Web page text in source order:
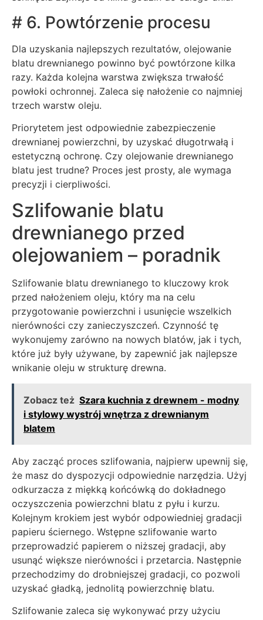
# 6. Powtórzenie procesu
Dla uzyskania najlepszych rezultatów, olejowanie
blatu drewnianego powinno być powtórzone kilka
razy. Każda kolejna warstwa zwiększa trwałość
powłoki ochronnej. Zaleca się nałożenie co najmniej
trzech warstw oleju.
Priorytetem jest odpowiednie zabezpieczenie
drewnianej powierzchni, by uzyskać długotrwałą i
estetyczną ochronę. Czy olejowanie drewnianego
blatu jest trudne? Proces jest prosty, ale wymaga
precyzji i cierpliwości.
Szlifowanie blatu
drewnianego przed
olejowaniem – poradnik
Szlifowanie blatu drewnianego to kluczowy krok
przed nałożeniem oleju, który ma na celu
przygotowanie powierzchni i usunięcie wszelkich
nierówności czy zanieczyszczeń. Czynność tę
wykonujemy zarówno na nowych blatów, jak i tych,
które już były używane, by zapewnić jak najlepsze
wnikanie oleju w strukturę drewna.
Zobacz też Szara kuchnia z drewnem - modny
i stylowy wystrój wnętrza z drewnianym
blatem
Aby zacząć proces szlifowania, najpierw upewnij się,
że masz do dyspozycji odpowiednie narzędzia. Użyj
odkurzacza z miękką końcówką do dokładnego
oczyszczenia powierzchni blatu z pyłu i kurzu.
Kolejnym krokiem jest wybór odpowiedniej gradacji
papieru ściernego. Wstępne szlifowanie warto
przeprowadzić papierem o niższej gradacji, aby
usunąć większe nierówności i przetarcia. Następnie
przechodzimy do drobniejszej gradacji, co pozwoli
uzyskać gładką, jednolitą powierzchnię blatu.
Szlifowanie zaleca się wykonywać przy użyciu